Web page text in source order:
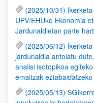
(2025/10/31)
UPV/EHUko Ekonomia
Jardunaldietan parte
(2025/06/12)
jardunaldia antolatu
analisi isotopikoa
emaitzak eztabaidatzeko
(2025/05/13)